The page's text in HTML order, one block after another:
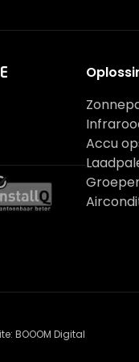
Accu
BOOOM Digital